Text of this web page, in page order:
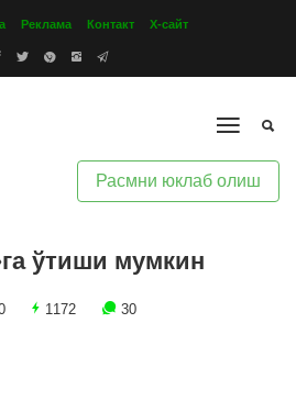
Реклама Контакт Х-сайт
Расмни юклаб олиш
ўтиши мумкин
1172 30